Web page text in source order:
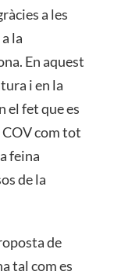
a les
la
En aquest
i en la
el fet que es
com tot
feina
de la
de
tal com es